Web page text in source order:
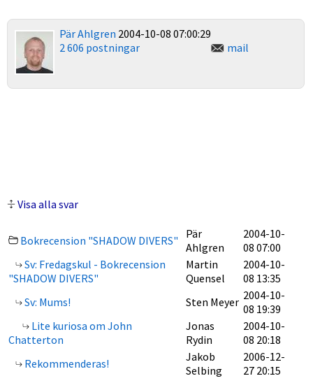
Pär Ahlgren 2004-10-08 07:00:29
2 606 postningar
mail
Visa alla svar
Bokrecension "SHADOW DIVERS"
Pär
Ahlgren
2004-10-
08 07:00
Sv: Fredagskul - Bokrecension
"SHADOW DIVERS"
Martin
Quensel
2004-10-
08 13:35
Sv: Mums!
Sten Meyer 2004-10-
08 19:39
Lite kuriosa om John
Chatterton
Jonas
Rydin
2004-10-
08 20:18
Rekommenderas!
Jakob
Selbing
2006-12-
27 20:15